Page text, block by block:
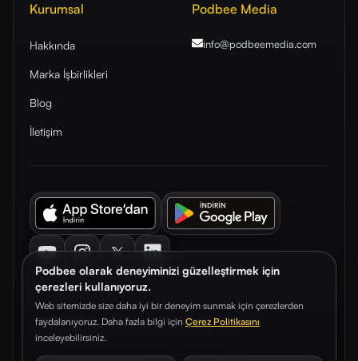
Podbee olarak deneyiminizi güzelleştirmek için
çerezleri kullanıyoruz.
Web sitemizde size daha iyi bir deneyim sunmak için çerezlerden
faydalanıyoruz. Daha fazla bilgi için Çerez Politikasını
inceleyebilirsiniz.
Kurumsal
Hakkında
Marka İşbirlikleri
Blog
İletişim
Podbee Media
info@podbeemedia.com
© 2026. Podbee Media. Tüm hakları saklıdır.